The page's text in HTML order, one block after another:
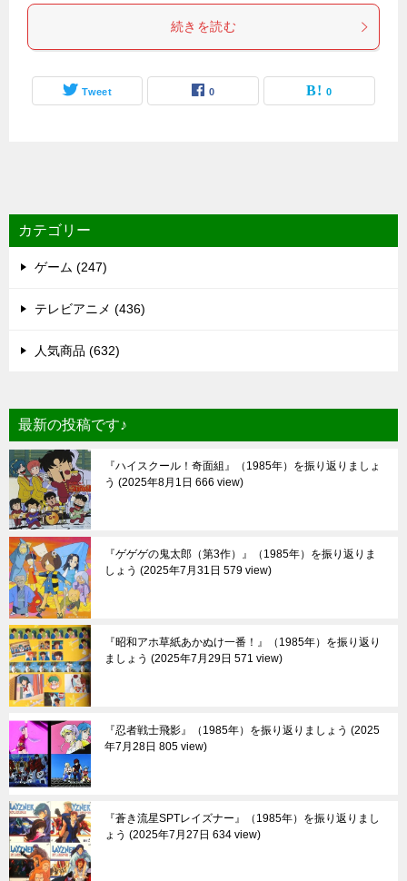
続きを読む
Tweet 0 0
カテゴリー
ゲーム (247)
テレビアニメ (436)
人気商品 (632)
最新の投稿です♪
『ハイスクール！奇面組』（1985年）を振り返りましょ
う
2025年8月1日 666 view
『ゲゲゲの鬼太郎（第3作）』（1985年）を振り返りま
しょう
2025年7月31日 579 view
『昭和アホ草紙あかぬけ一番！』（1985年）を振り返り
ましょう
2025年7月29日 571 view
『忍者戦士飛影』（1985年）を振り返りましょう
2025
年7月28日 805 view
『蒼き流星SPTレイズナー』（1985年）を振り返りまし
ょう
2025年7月27日 634 view